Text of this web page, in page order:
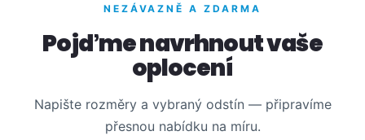
NEZÁVAZNĚ A ZDARMA
Pojďme navrhnout vaše
oplocení
Napište rozměry a vybraný odstín — připravíme
přesnou nabídku na míru.